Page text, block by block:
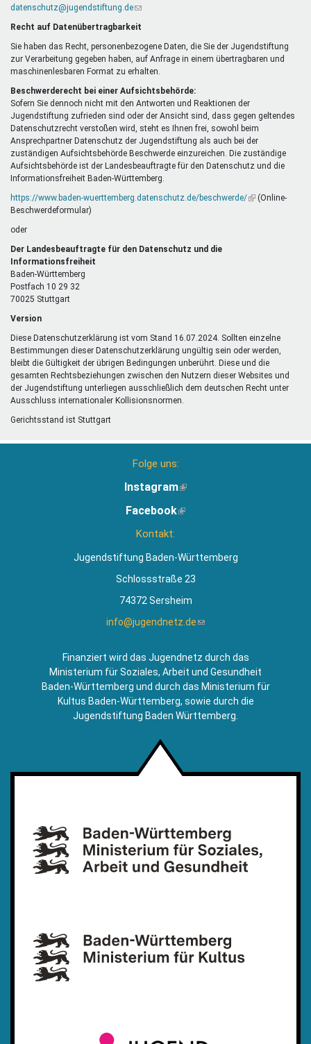
datenschutz@jugendstiftung.de(Link
E-
Mail)
Recht auf Datenübertragbarkeit
Sie haben das Recht, personenbezogene Daten, die Sie der Jugendstiftung
zur Verarbeitung gegeben haben, auf Anfrage in einem übertragbaren und
maschinenlesbaren Format zu erhalten.
Beschwerderecht bei einer Aufsichtsbehörde:
Sofern Sie dennoch nicht mit den Antworten und Reaktionen der
Jugendstiftung zufrieden sind oder der Ansicht sind, dass gegen geltendes
Datenschutzrecht verstoßen wird, steht es Ihnen frei, sowohl beim
Ansprechpartner Datenschutz der Jugendstiftung als auch bei der
zuständigen Aufsichtsbehörde Beschwerde einzureichen. Die zuständige
Aufsichtsbehörde ist der Landesbeauftragte für den Datenschutz und die
Informationsfreiheit Baden-Württemberg.
https://www.baden-wuerttemberg.datenschutz.de/beschwerde/(Link(Online-
Beschwerdeformular)
oder
Der Landesbeauftragte für den Datenschutz und die
Informationsfreiheit
Baden-Württemberg
Postfach 10 29 32
70025 Stuttgart
Version
Diese Datenschutzerklärung ist vom Stand 16.07.2024. Sollten einzelne
Bestimmungen dieser Datenschutzerklärung ungültig sein oder werden,
bleibt die Gültigkeit der übrigen Bedingungen unberührt. Diese und die
gesamten Rechtsbeziehungen zwischen den Nutzern dieser Websites und
der Jugendstiftung unterliegen ausschließlich dem deutschen Recht unter
Ausschluss internationaler Kollisionsnormen.
Gerichtsstand ist Stuttgart
Folge uns:
Instagram(Link
extern)
Facebook(Link
Kontakt:
Jugendstiftung Baden-Württemberg
Schlossstraße 23
74372 Sersheim
info@jugendnetz.de(Link
Mail)
Finanziert wird das Jugendnetz durch das
Ministerium für Soziales, Arbeit und Gesundheit
Baden-Württemberg und durch das Ministerium für
Kultus Baden-Württemberg, sowie durch die
Jugendstiftung Baden Württemberg.